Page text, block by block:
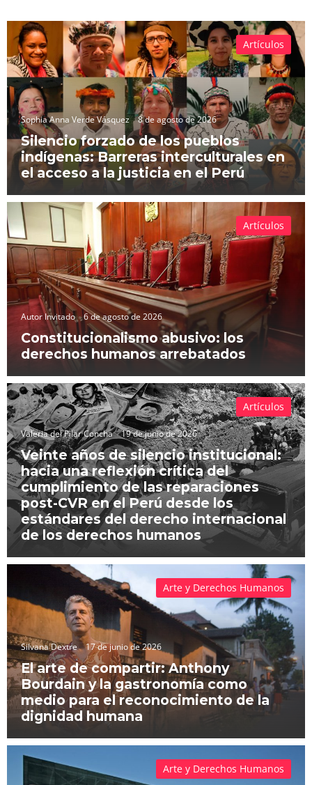
Sophia Anna Verde Vásquez 8 de agosto de 2026
Silencio forzado de los pueblos
indígenas: Barreras interculturales en
el acceso a la justicia en el Perú
Artículos
Autor Invitado 6 de agosto de 2026
Constitucionalismo abusivo: los
derechos humanos arrebatados
Artículos
Valeria del Pilar Concha 19 de junio de 2026
Veinte años de silencio institucional:
hacia una reflexión crítica del
cumplimiento de las reparaciones
post-CVR en el Perú desde los
estándares del derecho internacional
de los derechos humanos
Artículos
Silvana Dextre 17 de junio de 2026
El arte de compartir: Anthony
Bourdain y la gastronomía como
medio para el reconocimiento de la
dignidad humana
Arte y Derechos Humanos
Arte y Derechos Humanos